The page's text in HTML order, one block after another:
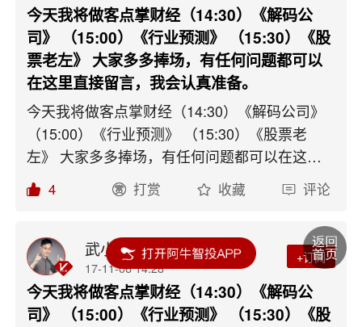
今天我将做客点掌财经（14:30）《解码公
司》 （15:00）《行业预测》 （15:30）《股
票老左》 大家多多捧场，有任何问题都可以
在这里直接留言，我会认真准备。
今天我将做客点掌财经（14:30）《解码公司》
（15:00）《行业预测》 （15:30）《股票老
左》 大家多多捧场，有任何问题都可以在这里
直接留言，我会认真准备。
4 打赏 收藏 评论
武小松 赞美率0%
17-11-06 14:28
+订阅
今天我将做客点掌财经（14:30）《解码公
司》 （15:00）《行业预测》 （15:30）《股